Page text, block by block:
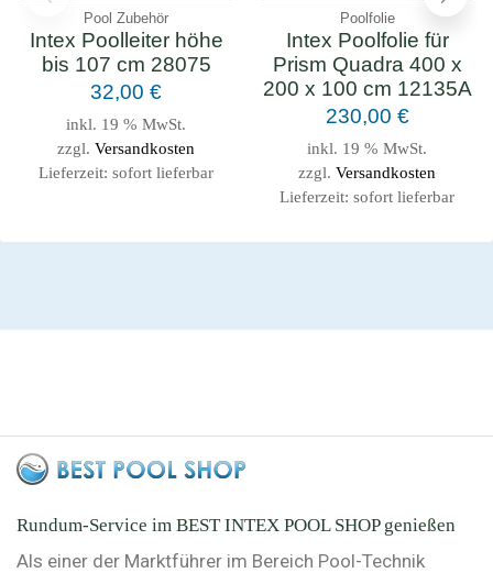
Pool Zubehör
Intex Poolleiter höhe
bis 107 cm 28075
32,00 €
inkl. 19 % MwSt.
zzgl. Versandkosten
Lieferzeit: sofort lieferbar
Poolfolie
Intex Poolfolie für
Prism Quadra 400 x
200 x 100 cm 12135A
230,00 €
inkl. 19 % MwSt.
zzgl. Versandkosten
Lieferzeit: sofort lieferbar
Rundum-Service im BEST INTEX POOL SHOP genießen
Als einer der Marktführer im Bereich Pool-Technik